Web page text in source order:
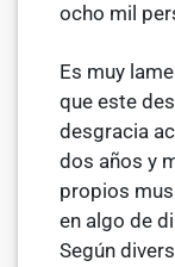
ocho mil
Es muy
que este
desgracia
dos años y
propios
en algo de
Según